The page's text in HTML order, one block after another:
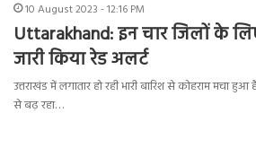
10 August 2023 - 12:16 PM
Uttarakhand: इन चार जिलों के
जारी किया रेड अलर्ट
उत्तराखंड में लगातार हो रही भारी बारिश से कोहराम मचा
से बढ़ रहा…